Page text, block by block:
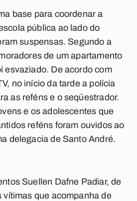
base para coordenar a
pública ao lado do
suspensas. Segundo a
de um apartamento
esvaziado. De acordo com
no início da tarde a polícia
as reféns e o seqüestrador.
e os adolescentes que
reféns foram ouvidos ao
delegacia de Santo André.
Suellen Dafne Padiar, de
vítimas que acompanha de